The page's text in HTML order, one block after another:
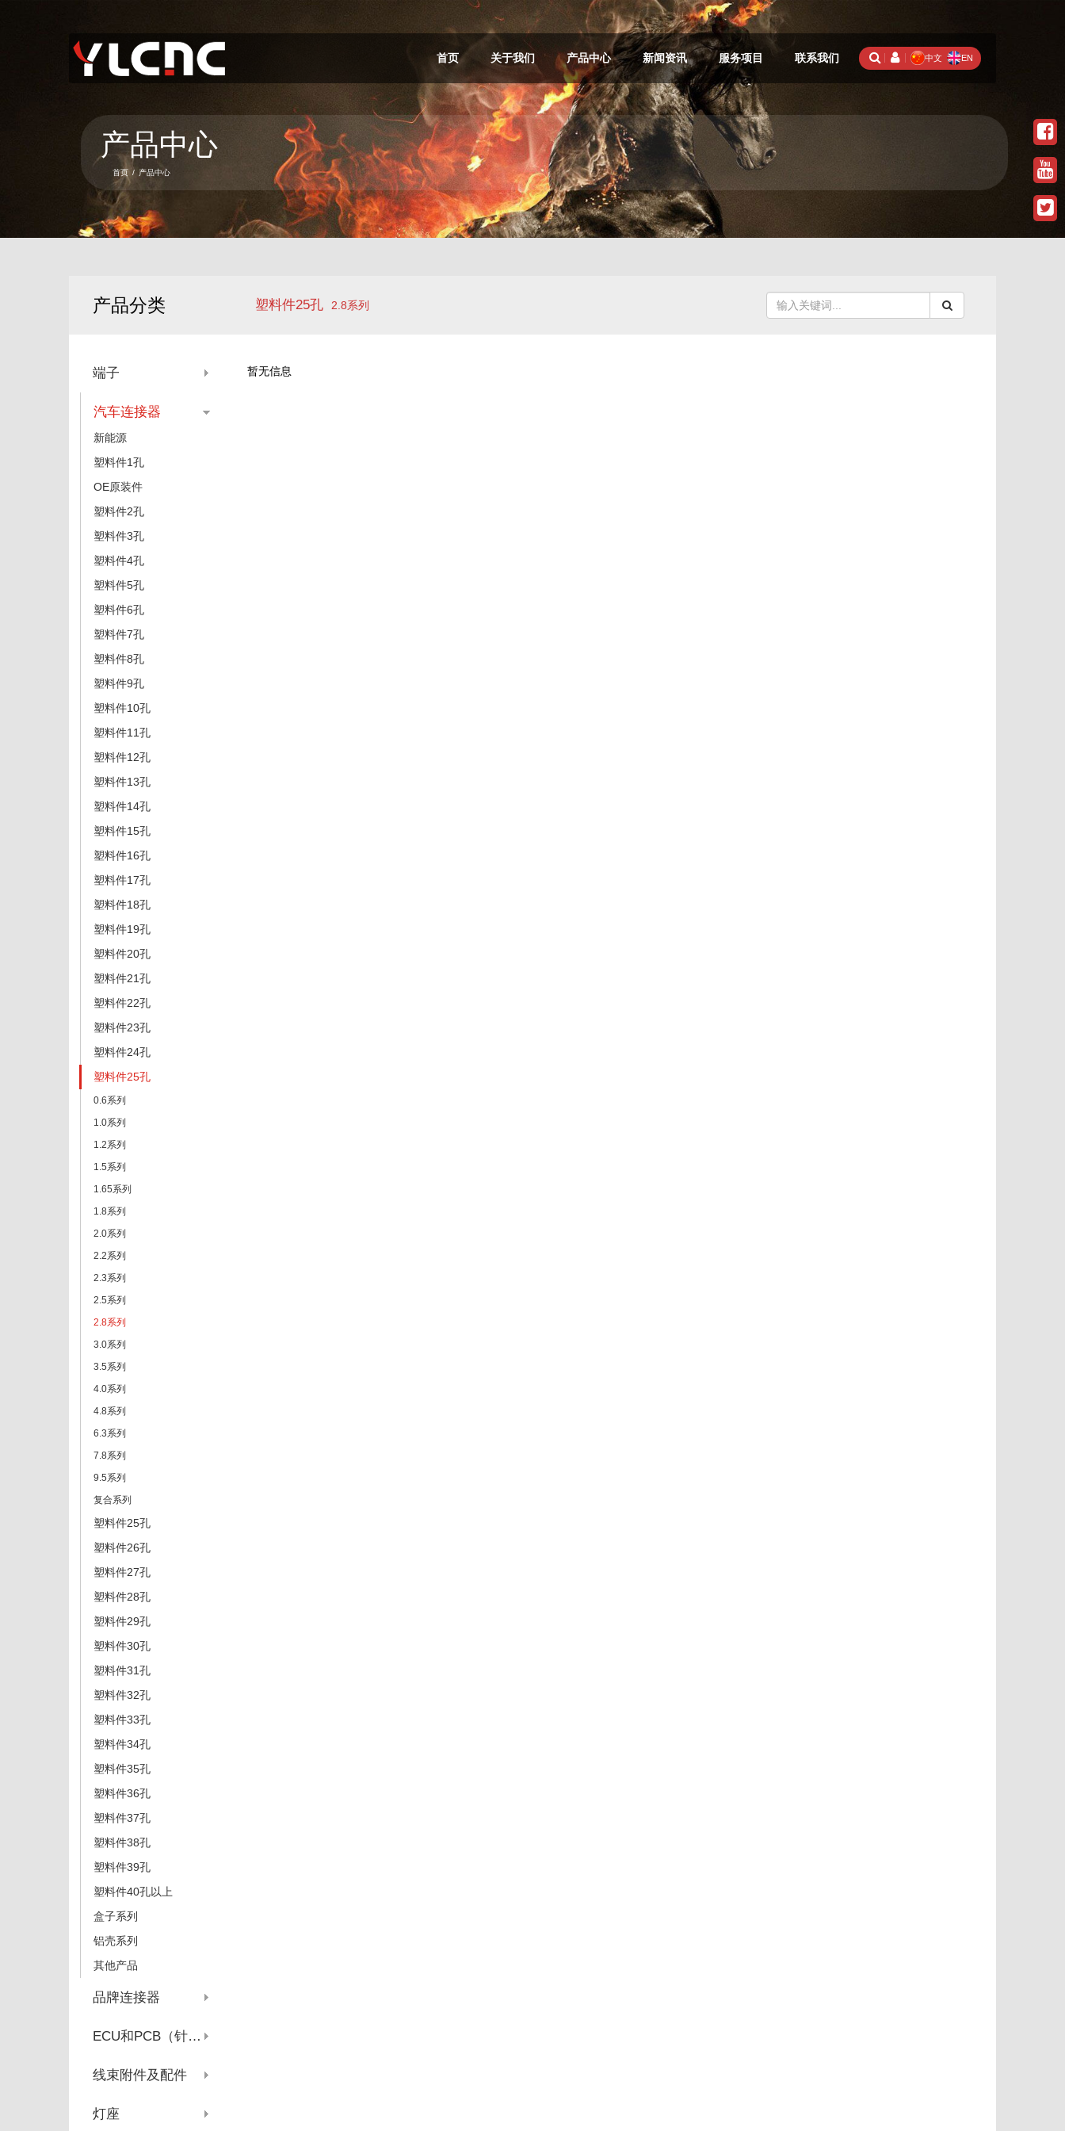
中文 EN
首页 关于我们 产品中心 新闻资讯 服务项目 联系我们
产品中心
联系我们
产品中心
首页 / 产品中心
产品分类 塑料件25孔 2.8系列
端子
汽车连接器
新能源
塑料件1孔
OE原装件
塑料件2孔
塑料件3孔
塑料件4孔
塑料件5孔
塑料件6孔
塑料件7孔
塑料件8孔
塑料件9孔
塑料件10孔
塑料件11孔
塑料件12孔
塑料件13孔
塑料件14孔
塑料件15孔
塑料件16孔
塑料件17孔
塑料件18孔
塑料件19孔
塑料件20孔
塑料件21孔
塑料件22孔
塑料件23孔
塑料件24孔
塑料件25孔
0.6系列
1.0系列
1.2系列
1.5系列
1.65系列
1.8系列
2.0系列
2.2系列
2.3系列
2.5系列
2.8系列
3.0系列
3.5系列
4.0系列
4.8系列
6.3系列
7.8系列
9.5系列
复合系列
塑料件25孔
塑料件26孔
塑料件27孔
塑料件28孔
塑料件29孔
塑料件30孔
塑料件31孔
塑料件32孔
塑料件33孔
塑料件34孔
塑料件35孔
塑料件36孔
塑料件37孔
塑料件38孔
塑料件39孔
塑料件40孔以上
盒子系列
铝壳系列
其他产品
品牌连接器
ECU和PCB（针座系列）
线束附件及配件
灯座
暂无信息